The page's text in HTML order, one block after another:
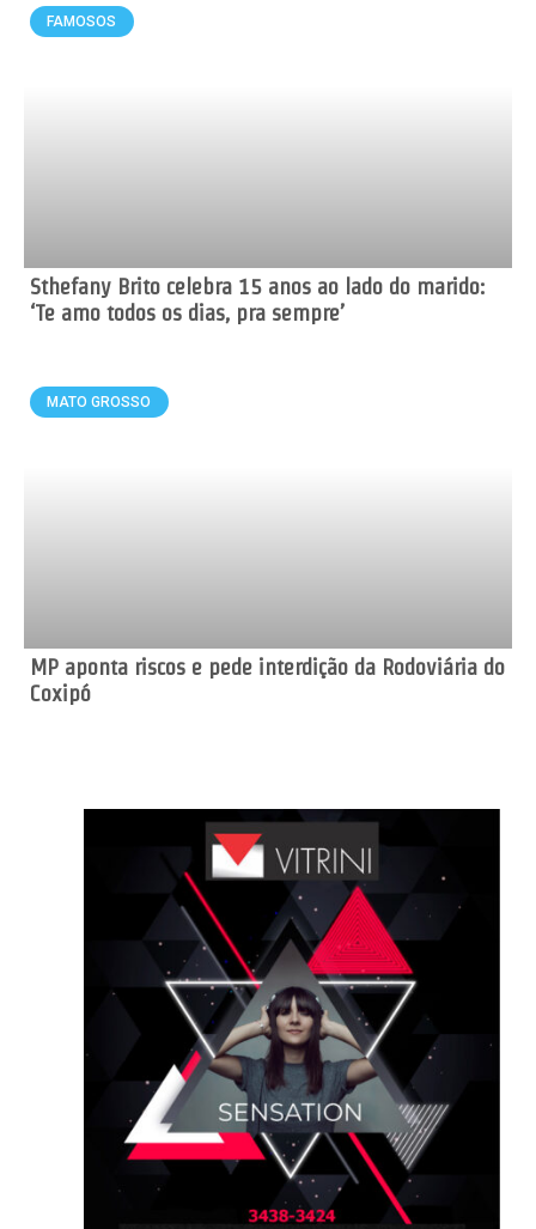
FAMOSOS
Sthefany Brito celebra 15 anos ao lado do marido:
‘Te amo todos os dias, pra sempre’
MATO GROSSO
MP aponta riscos e pede interdição da Rodoviária do
Coxipó